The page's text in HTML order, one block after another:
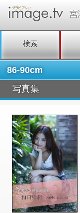
検索
86-90cm
写真集